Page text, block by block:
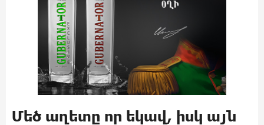
Մեծ աղետը որ եկավ, իսկ այն